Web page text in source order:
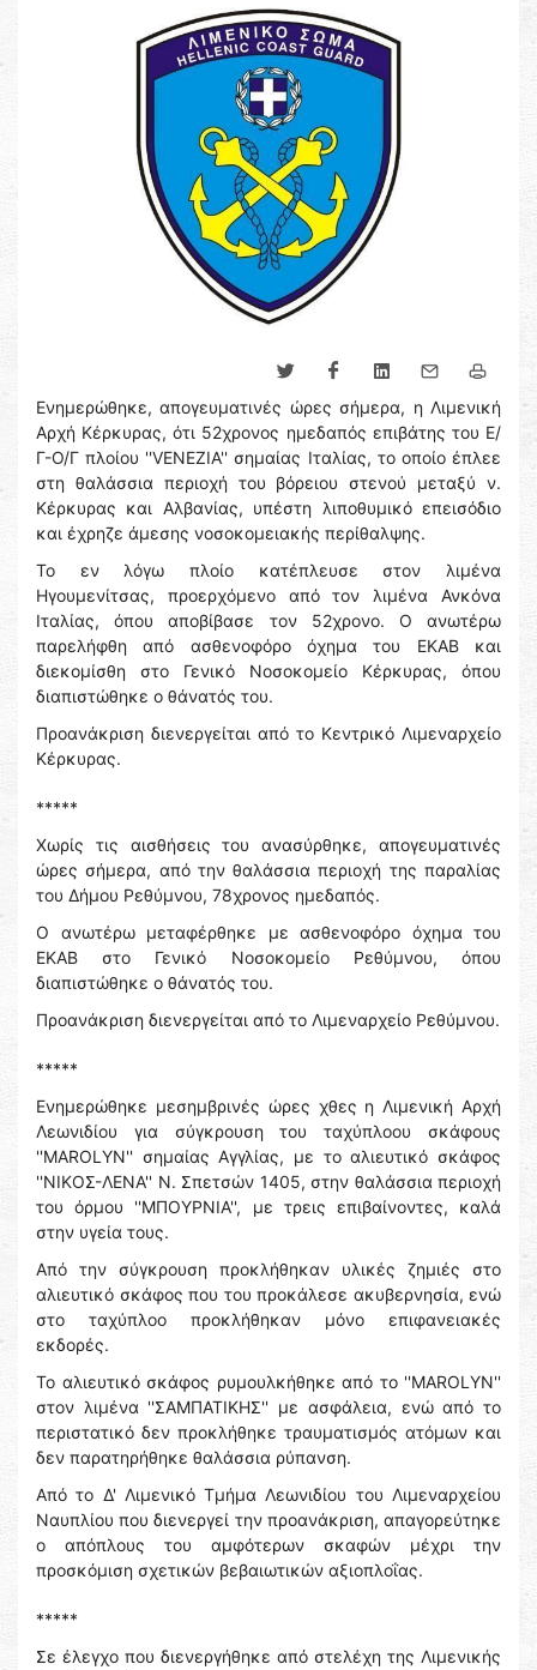
Ενημερώθηκε, απογευματινές ώρες σήμερα, η Λιμενική
Αρχή Κέρκυρας, ότι 52χρονος ημεδαπός επιβάτης του Ε/
Γ-Ο/Γ πλοίου ''VENEZIA'' σημαίας Ιταλίας, το οποίο έπλεε
στη θαλάσσια περιοχή του βόρειου στενού μεταξύ ν.
Κέρκυρας και Αλβανίας, υπέστη λιποθυμικό επεισόδιο
και έχρηζε άμεσης νοσοκομειακής περίθαλψης.
Το εν λόγω πλοίο κατέπλευσε στον λιμένα
Ηγουμενίτσας, προερχόμενο από τον λιμένα Ανκόνα
Ιταλίας, όπου αποβίβασε τον 52χρονο. Ο ανωτέρω
παρελήφθη από ασθενοφόρο όχημα του ΕΚΑΒ και
διεκομίσθη στο Γενικό Νοσοκομείο Κέρκυρας, όπου
διαπιστώθηκε ο θάνατός του.
Προανάκριση διενεργείται από το Κεντρικό Λιμεναρχείο
Κέρκυρας.
*****
Χωρίς τις αισθήσεις του ανασύρθηκε, απογευματινές
ώρες σήμερα, από την θαλάσσια περιοχή της παραλίας
του Δήμου Ρεθύμνου, 78χρονος ημεδαπός.
Ο ανωτέρω μεταφέρθηκε με ασθενοφόρο όχημα του
ΕΚΑΒ στο Γενικό Νοσοκομείο Ρεθύμνου, όπου
διαπιστώθηκε ο θάνατός του.
Προανάκριση διενεργείται από το Λιμεναρχείο Ρεθύμνου.
*****
Ενημερώθηκε μεσημβρινές ώρες χθες η Λιμενική Αρχή
Λεωνιδίου για σύγκρουση του ταχύπλοου σκάφους
''MAROLYN'' σημαίας Αγγλίας, με το αλιευτικό σκάφος
''ΝΙΚΟΣ-ΛΕΝΑ'' Ν. Σπετσών 1405, στην θαλάσσια περιοχή
του όρμου ''ΜΠΟΥΡΝΙΑ'', με τρεις επιβαίνοντες, καλά
στην υγεία τους.
Από την σύγκρουση προκλήθηκαν υλικές ζημιές στο
αλιευτικό σκάφος που του προκάλεσε ακυβερνησία, ενώ
στο ταχύπλοο προκλήθηκαν μόνο επιφανειακές
εκδορές.
Το αλιευτικό σκάφος ρυμουλκήθηκε από το ''MAROLYN''
στον λιμένα ''ΣΑΜΠΑΤΙΚΗΣ'' με ασφάλεια, ενώ από το
περιστατικό δεν προκλήθηκε τραυματισμός ατόμων και
δεν παρατηρήθηκε θαλάσσια ρύπανση.
Από το Δ' Λιμενικό Τμήμα Λεωνιδίου του Λιμεναρχείου
Ναυπλίου που διενεργεί την προανάκριση, απαγορεύτηκε
ο απόπλους του αμφότερων σκαφών μέχρι την
προσκόμιση σχετικών βεβαιωτικών αξιοπλοΐας.
*****
Σε έλεγχο που διενεργήθηκε από στελέχη της Λιμενικής